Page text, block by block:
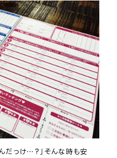
だっけ…？」そんな時も安